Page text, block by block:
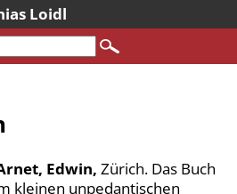
Loidl
Edwin, Zürich. Das Buch
kleinen unpedantischen